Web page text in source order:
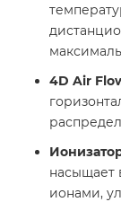
4D Air
насыщает
ионами,